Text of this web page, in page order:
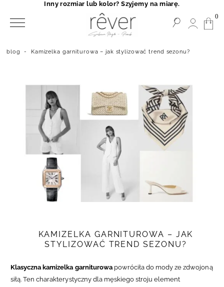
blog - Kamizelka garniturowa – jak stylizować trend sezonu?
KAMIZELKA GARNITUROWA – JAK
STYLIZOWAĆ TREND SEZONU?
Klasyczna kamizelka garniturowapowróciła do mody ze zdwojoną
siłą. Ten charakterystyczny dla męskiego stroju element
0
Inny rozmiar lub kolor? Szyjemy na miarę.